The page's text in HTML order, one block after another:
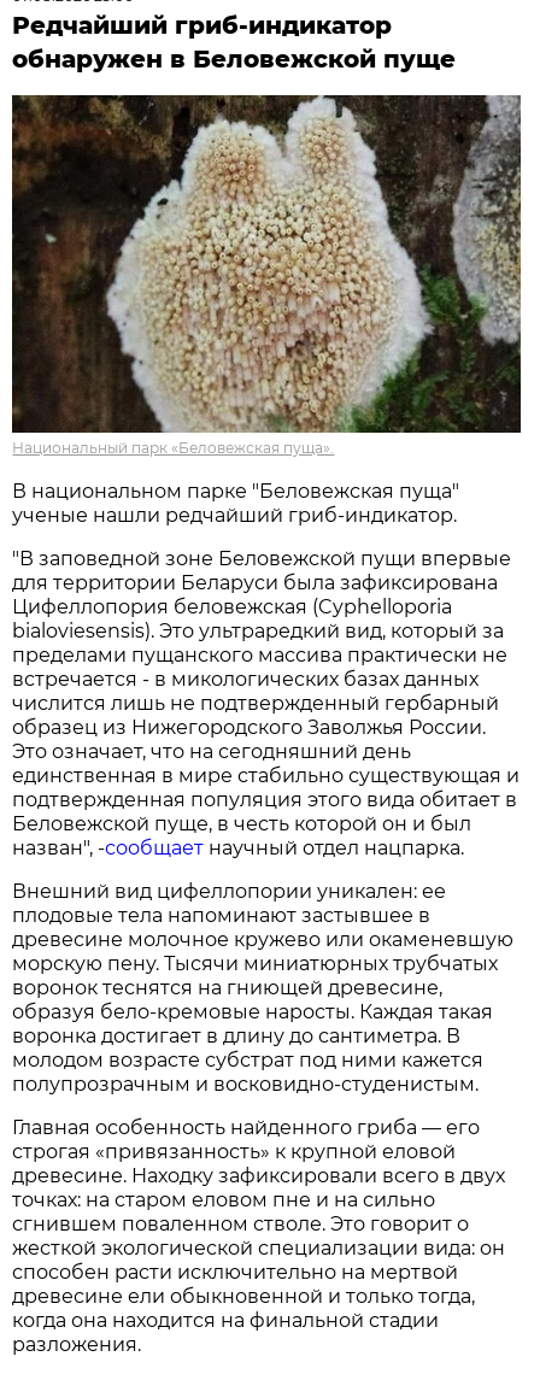
Редчайший гриб-индикатор
обнаружен в Беловежской пуще
Национальный парк «Беловежская пуща».
В национальном парке "Беловежская пуща"
ученые нашли редчайший гриб-индикатор.
"В заповедной зоне Беловежской пущи впервые
для территории Беларуси была зафиксирована
Цифеллопория беловежская (Cyphelloporia
bialoviesensis). Это ультраредкий вид, который за
пределами пущанского массива практически не
встречается - в микологических базах данных
числится лишь не подтвержденный гербарный
образец из Нижегородского Заволжья России.
Это означает, что на сегодняшний день
единственная в мире стабильно существующая и
подтвержденная популяция этого вида обитает в
Беловежской пуще, в честь которой он и был
назван", -сообщает научный отдел нацпарка.
Внешний вид цифеллопории уникален: ее
плодовые тела напоминают застывшее в
древесине молочное кружево или окаменевшую
морскую пену. Тысячи миниатюрных трубчатых
воронок теснятся на гниющей древесине,
образуя бело-кремовые наросты. Каждая такая
воронка достигает в длину до сантиметра. В
молодом возрасте субстрат под ними кажется
полупрозрачным и восковидно-студенистым.
Главная особенность найденного гриба — его
строгая «привязанность» к крупной еловой
древесине. Находку зафиксировали всего в двух
точках: на старом еловом пне и на сильно
сгнившем поваленном стволе. Это говорит о
жесткой экологической специализации вида: он
способен расти исключительно на мертвой
древесине ели обыкновенной и только тогда,
когда она находится на финальной стадии
разложения.